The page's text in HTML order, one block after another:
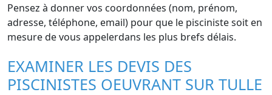
Pensez à donner vos coordonnées (nom, prénom,
adresse, téléphone, email) pour que le pisciniste soit en
mesure de vous appelerdans les plus brefs délais.
EXAMINER LES DEVIS DES
PISCINISTES OEUVRANT SUR TULLE